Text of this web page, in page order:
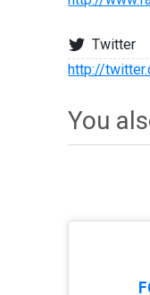
Twitter
http://
You